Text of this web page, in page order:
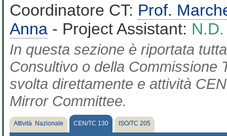
Coordinatore CT: Prof.
Anna - Project Assistant: N.D.
In questa sezione è riportata
Consultivo o della Commissione
svolta direttamente e attività
Mirror Committee.
Attività Nazionale CEN/TC 130 ISO/TC 205